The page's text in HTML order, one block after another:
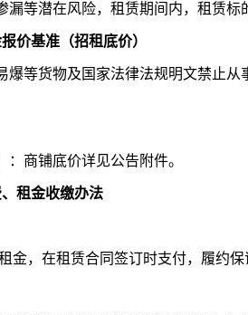
漏等潜在风险，租赁期间内，租赁标
价基准（招租底价）
爆等货物及国家法律法规明文禁止
商铺底价详见公告附件。
租金收缴办法
金，在租赁合同签订时支付，履约保